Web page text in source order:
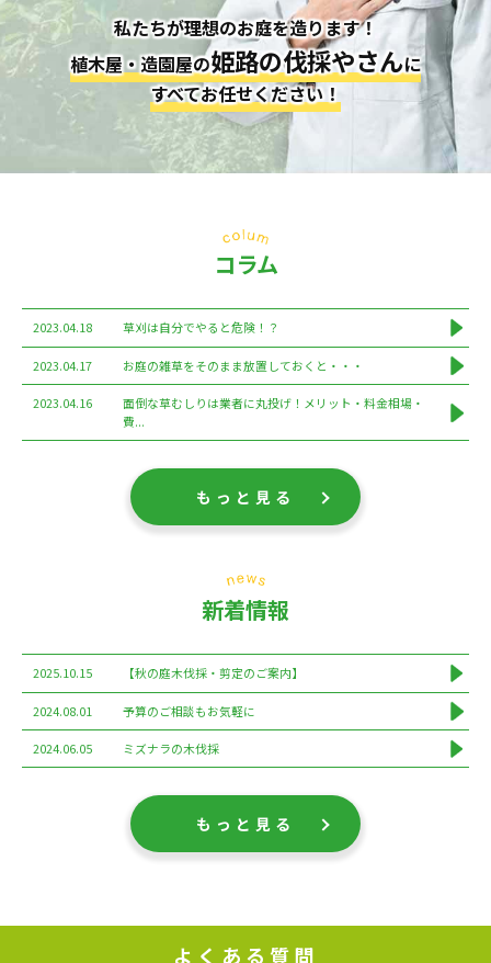
私たちが理想のお庭を造ります！
植木屋・造園屋の姫路の伐採やさんに
すべてお任せください！
コラム
2023.04.18 草刈は自分でやると危険！？
2023.04.17 お庭の雑草をそのまま放置しておくと・・・
2023.04.16
面倒な草むしりは業者に丸投げ！メリット・料金相場・
費...
もっと見る
新着情報
2025.10.15 【秋の庭木伐採・剪定のご案内】
2024.08.01 予算のご相談もお気軽に
2024.06.05 ミズナラの木伐採
もっと見る
よくある質問